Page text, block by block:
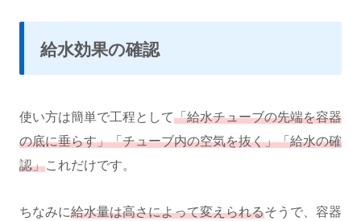
給水効果の確認
使い方は簡単で工程として「給水チューブの先端を容器
の底に垂らす」「チューブ内の空気を抜く」「給水の確
認」これだけです。
ちなみに給水量は高さによって変えられるそうで、容器